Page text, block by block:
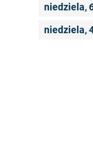
niedziela,
niedziela,